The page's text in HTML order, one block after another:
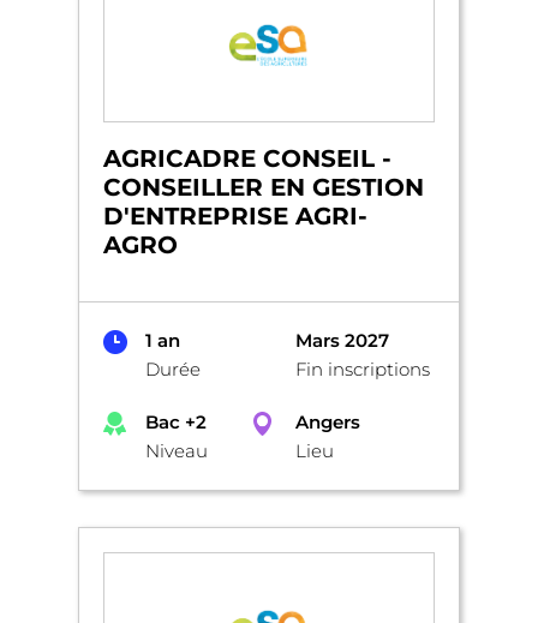
AGRICADRE CONSEIL -
CONSEILLER EN GESTION
D'ENTREPRISE AGRI-
AGRO
1 an
Durée
Mars 2027
Fin inscriptions
Bac +2
Niveau
Angers
Lieu